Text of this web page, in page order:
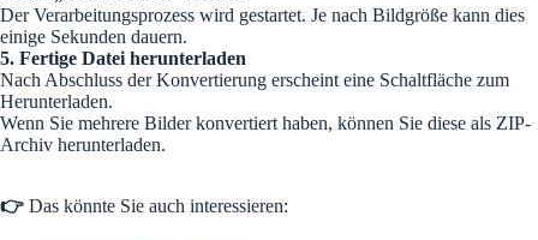
Der Verarbeitungsprozess wird gestartet. Je nach Bildgröße kann dies
einige Sekunden dauern.
5. Fertige Datei herunterladen
Nach Abschluss der Konvertierung erscheint eine Schaltfläche zum
Herunterladen.
Wenn Sie mehrere Bilder konvertiert haben, können Sie diese als ZIP-
Archiv herunterladen.
👉 Das könnte Sie auch interessieren: